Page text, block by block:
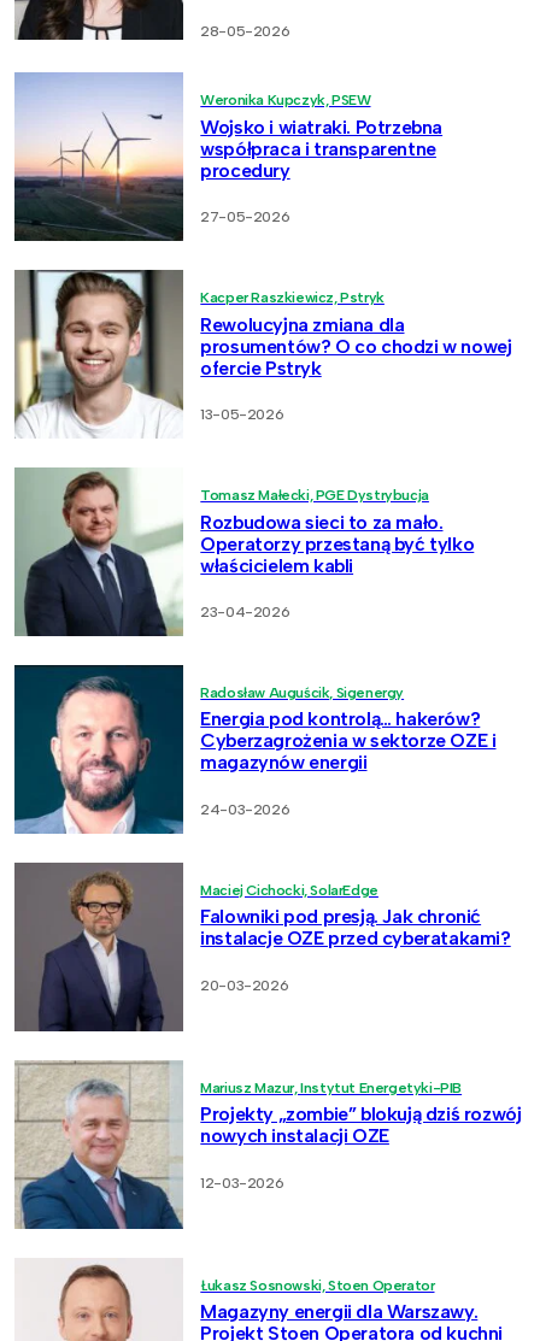
28-05-2026
Weronika Kupczyk, PSEW
Wojsko i wiatraki. Potrzebna
współpraca i transparentne
procedury
27-05-2026
Kacper Raszkiewicz, Pstryk
Rewolucyjna zmiana dla
prosumentów? O co chodzi w nowej
ofercie Pstryk
13-05-2026
Tomasz Małecki, PGE Dystrybucja
Rozbudowa sieci to za mało.
Operatorzy przestaną być tylko
właścicielem kabli
23-04-2026
Radosław Auguścik, Sigenergy
Energia pod kontrolą… hakerów?
Cyberzagrożenia w sektorze OZE i
magazynów energii
24-03-2026
Maciej Cichocki, SolarEdge
Falowniki pod presją. Jak chronić
instalacje OZE przed cyberatakami?
20-03-2026
Mariusz Mazur, Instytut Energetyki-PIB
Projekty „zombie” blokują dziś rozwój
nowych instalacji OZE
12-03-2026
Łukasz Sosnowski, Stoen Operator
Magazyny energii dla Warszawy.
Projekt Stoen Operatora od kuchni